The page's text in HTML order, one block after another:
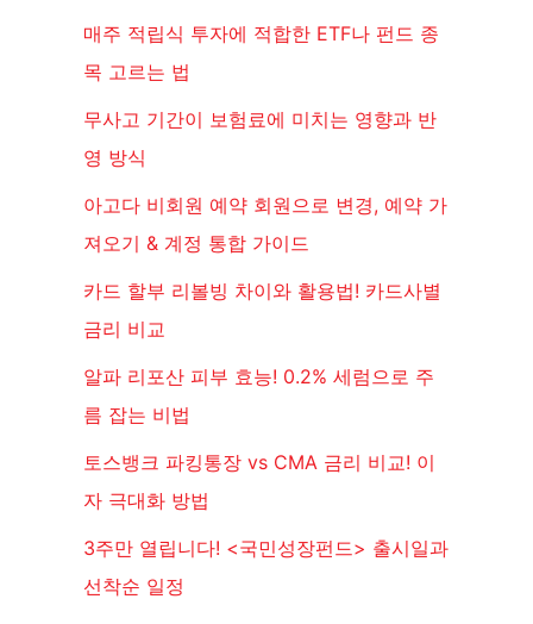
매주 적립식 투자에 적합한 ETF나 펀드 종
목 고르는 법
무사고 기간이 보험료에 미치는 영향과 반
영 방식
아고다 비회원 예약 회원으로 변경, 예약 가
져오기 & 계정 통합 가이드
카드 할부 리볼빙 차이와 활용법! 카드사별
금리 비교
알파 리포산 피부 효능! 0.2% 세럼으로 주
름 잡는 비법
토스뱅크 파킹통장 vs CMA 금리 비교! 이
자 극대화 방법
3주만 열립니다! <국민성장펀드> 출시일과
선착순 일정